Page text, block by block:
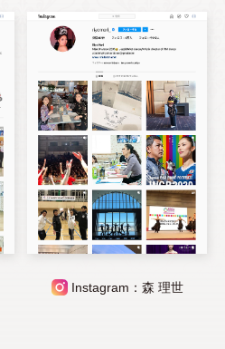
Instagram：森 理世